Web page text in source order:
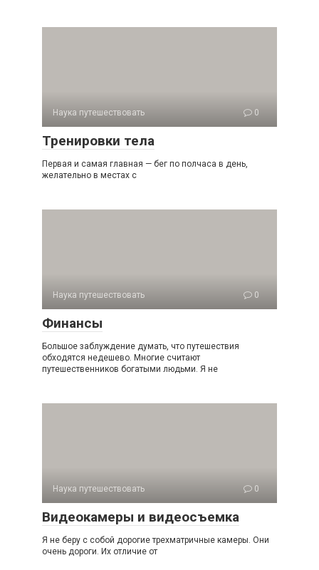
Наука путешествовать 0
Тренировки тела
Первая и самая главная — бег по полчаса в день,
желательно в местах с
Наука путешествовать 0
Финансы
Большое заблуждение думать, что путешествия
обходятся недешево. Многие считают
путешественников богатыми людьми. Я не
Наука путешествовать 0
Видеокамеры и видеосъемка
Я не беру с собой дорогие трехматричные камеры. Они
очень дороги. Их отличие от